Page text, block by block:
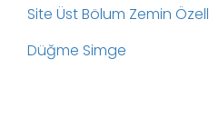
Site Üst Bölum Zemin
Düğme Simge